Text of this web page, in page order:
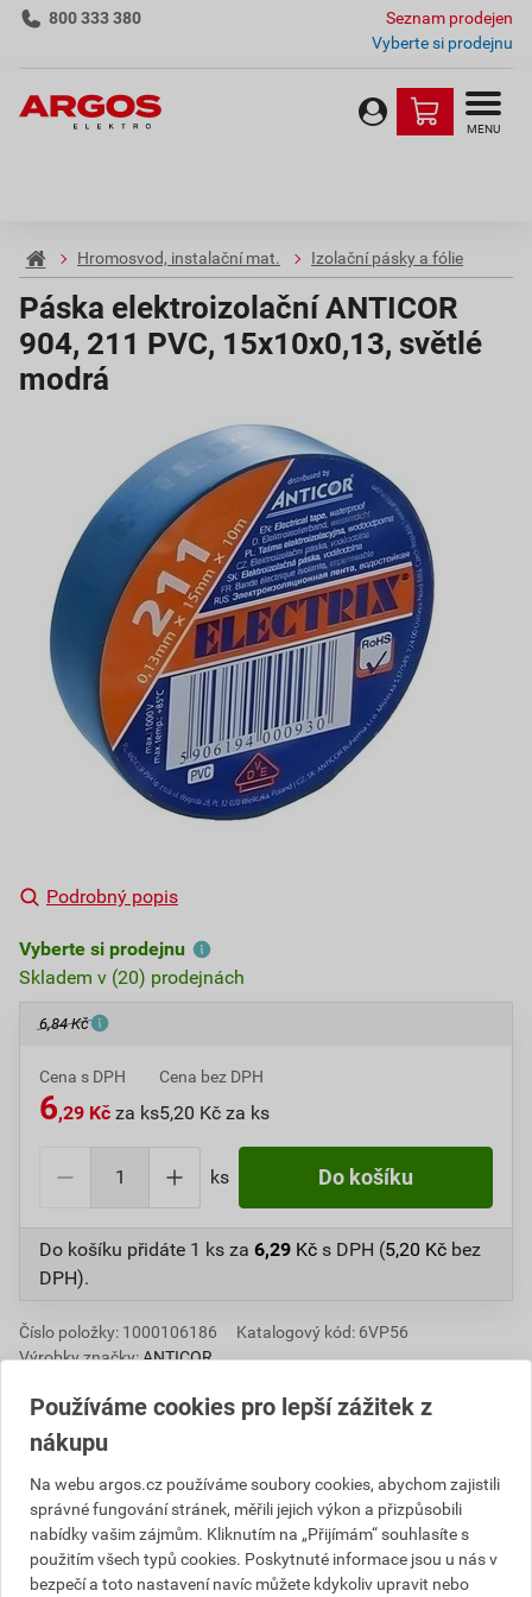
800 333 380
Seznam prodejen
Vyberte si prodejnu
MENU
Hromosvod, instalační mat. Izolační pásky a fólie
Páska elektroizolační ANTICOR
904, 211 PVC, 15x10x0,13, světlé
modrá
Podrobný popis
Vyberte si prodejnu
Skladem v (20) prodejnách
6,84 Kč
Cena s DPH
6,29 Kč za ks
Cena bez DPH
5,20 Kč za ks
ks Do košíku
Do košíku přidáte 1 ks za 6,29 Kč s DPH (5,20 Kč bez
DPH).
Číslo položky: 1000106186
Katalogový kód: 6VP56
Výrobky značky:ANTICOR
211 Electrix® elastická elektroizolační PVC páska pro
běžné použití v elektroizolačních rozvodech NN.
Vlastnosti: Pro použití v běžném prostředí od +10°C do
Používáme cookies pro lepší zážitek z
nákupu
Na webu argos.cz používáme soubory cookies, abychom zajistili
správné fungování stránek, měřili jejich výkon a přizpůsobili
nabídky vašim zájmům. Kliknutím na „Přijímám“ souhlasíte s
použitím všech typů cookies. Poskytnuté informace jsou u nás v
bezpečí a toto nastavení navíc můžete kdykoliv upravit nebo